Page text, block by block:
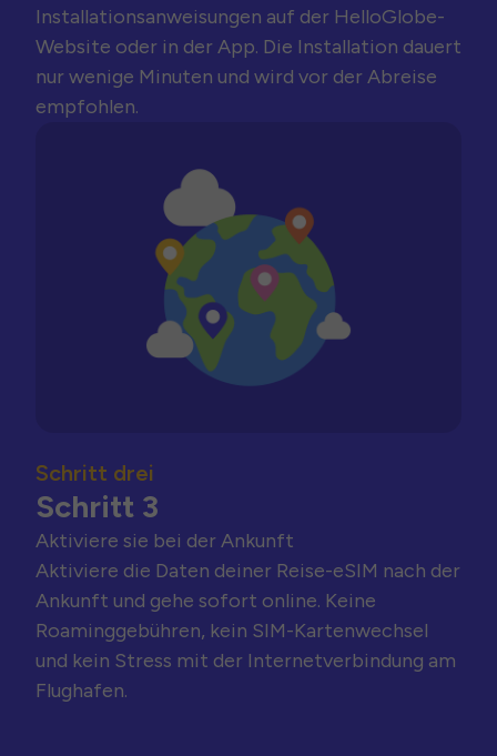
Installationsanweisungen auf der HelloGlobe-
Website oder in der App. Die Installation dauert
nur wenige Minuten und wird vor der Abreise
empfohlen.
Schritt drei
Schritt 3
Aktiviere sie bei der Ankunft
Aktiviere die Daten deiner Reise-eSIM nach der
Ankunft und gehe sofort online. Keine
Roaminggebühren, kein SIM-Kartenwechsel
und kein Stress mit der Internetverbindung am
Flughafen.